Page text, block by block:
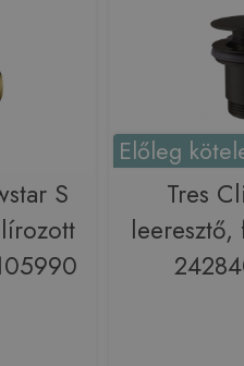
S
Előleg
Tres